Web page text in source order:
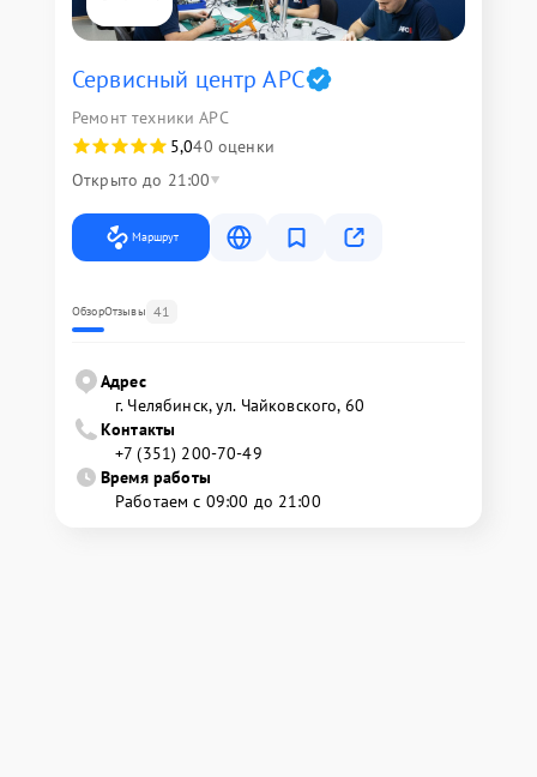
Сервисный центр APC
Ремонт техники APC
5,040 оценки
Открыто до 21:00
Маршрут
ОбзорОтзывы 41
Адрес
г. Челябинск, ул. Чайковского, 60
Контакты
+7 (351) 200-70-49
Время работы
Работаем с 09:00 до 21:00